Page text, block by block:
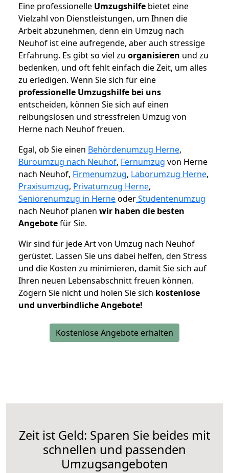
Eine professionelle Umzugshilfe bietet eine
Vielzahl von Dienstleistungen, um Ihnen die
Arbeit abzunehmen, denn ein Umzug nach
Neuhof ist eine aufregende, aber auch stressige
Erfahrung. Es gibt so viel zu organisieren und zu
bedenken, und oft fehlt einfach die Zeit, um alles
zu erledigen. Wenn Sie sich für eine
professionelle Umzugshilfe bei uns
entscheiden, können Sie sich auf einen
reibungslosen und stressfreien Umzug von
Herne nach Neuhof freuen.
Egal, ob Sie einen Behördenumzug Herne,
Büroumzug nach Neuhof, Fernumzug von Herne
nach Neuhof, Firmenumzug, Laborumzug Herne,
Praxisumzug, Privatumzug Herne,
Seniorenumzug in HerneoderStudentenumzug
nach Neuhof planen wir haben die besten
Angebotefür Sie.
Wir sind für jede Art von Umzug nach Neuhof
gerüstet. Lassen Sie uns dabei helfen, den Stress
und die Kosten zu minimieren, damit Sie sich auf
Ihren neuen Lebensabschnitt freuen können.
Zögern Sie nicht und holen Sie sich kostenlose
und unverbindliche Angebote!
Kostenlose Angebote erhalten
Zeit ist Geld: Sparen Sie beides mit
schnellen und passenden
Umzugsangeboten